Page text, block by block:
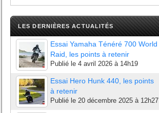
LES DERNIÈRES ACTUALITÉS
Essai Yamaha Ténéré 700 World
Raid, les points à retenir
Publié le 4 avril 2026 à 14h19
Essai Hero Hunk 440, les points
à retenir
Publié le 20 décembre 2025 à 12h27